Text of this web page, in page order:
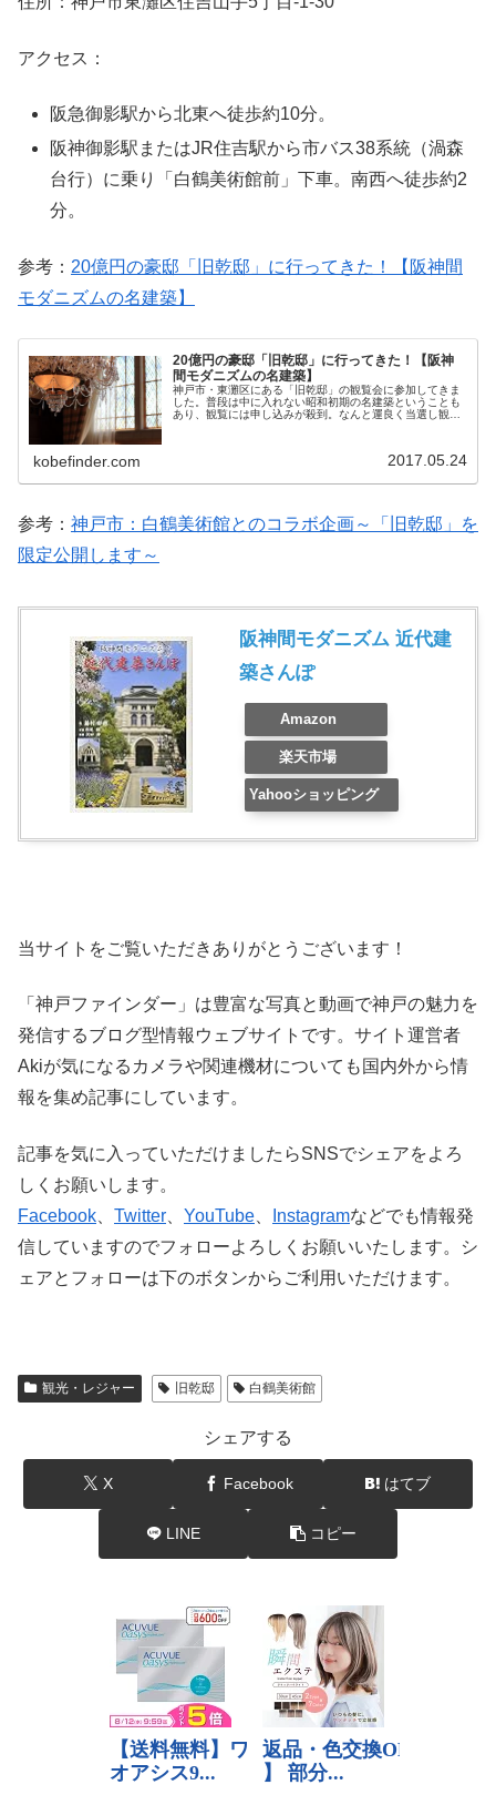
アクセス：
阪急御影駅から北東へ徒歩約10分。
阪神御影駅またはJR住吉駅から市バス38系統（渦森
台行）に乗り「白鶴美術館前」下車。南西へ徒歩約2
分。
参考： 20億円の豪邸「旧乾邸」に行ってきた！【阪神間
モダニズムの名建築】
20億円の豪邸「旧乾邸」に行ってきた！【阪神
間モダニズムの名建築】
神戸市・東灘区にある「旧乾邸」の観覧会に参加してきま
した。普段は中に入れない昭和初期の名建築ということも
あり、観覧には申し込みが殺到。なんと運良く当選し観覧
kobefinder.com 2017.05.24
参考： 神戸市：白鶴美術館とのコラボ企画～「旧乾邸」を
限定公開します～
阪神間モダニズム 近代建
築さんぽ
Amazon
楽天市場
Yahooショッピング
当サイトをご覧いただきありがとうございます！
「神戸ファインダー」は豊富な写真と動画で神戸の魅力を
発信するブログ型情報ウェブサイトです。サイト運営者
Akiが気になるカメラや関連機材についても国内外から情
報を集め記事にしています。
記事を気に入っていただけましたらSNSでシェアをよろ
しくお願いします。
Facebook
Twitter YouTube Instagramなどでも情報発
信していますのでフォローよろしくお願いいたします。シ
ェアとフォローは下のボタンからご利用いただけます。
観光・レジャー 旧乾邸 白鶴美術館
シェアする
X Facebook はてブ
LINE コピー